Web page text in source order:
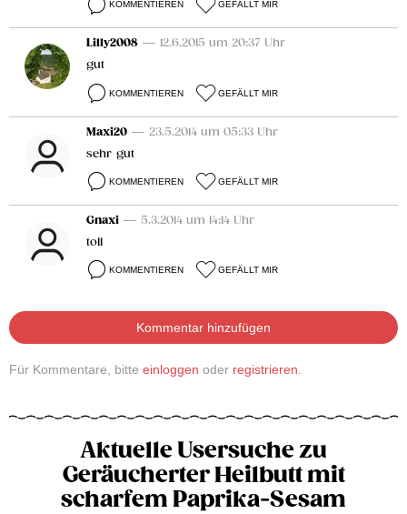
KOMMENTIEREN GEFÄLLT MIR
Lilly2008 — 12.6.2015 um 20:37 Uhr
gut
KOMMENTIEREN GEFÄLLT MIR
Maxi20 — 23.5.2014 um 05:33 Uhr
sehr gut
KOMMENTIEREN GEFÄLLT MIR
Gnaxi — 5.3.2014 um 14:14 Uhr
toll
KOMMENTIEREN GEFÄLLT MIR
Kommentar hinzufügen
Für Kommentare, bitte einloggen oder registrieren
Aktuelle Usersuche zu
Geräucherter Heilbutt mit
scharfem Paprika-Sesam